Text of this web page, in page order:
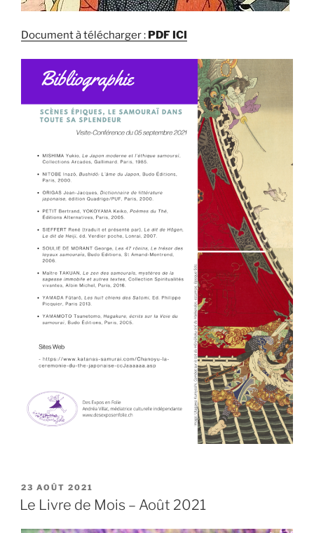
Document à télécharger : PDF ICI
PUBLIÉ
LE
23 AOÛT 2021
Le Livre de Mois – Août 2021